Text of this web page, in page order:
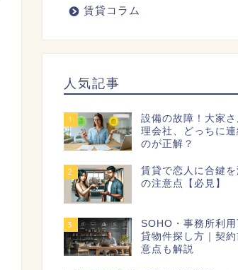
賃貸コラム
人気記事
1
設備の故障！大家さ
理会社、どっちに連
のが正解？
2
賃貸で恋人に合鍵を
の注意点【必見】
3
SOHO・事務所利
貸物件探し方｜契約
意点も解説